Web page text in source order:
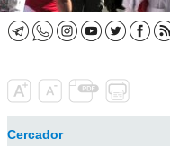
Cercador